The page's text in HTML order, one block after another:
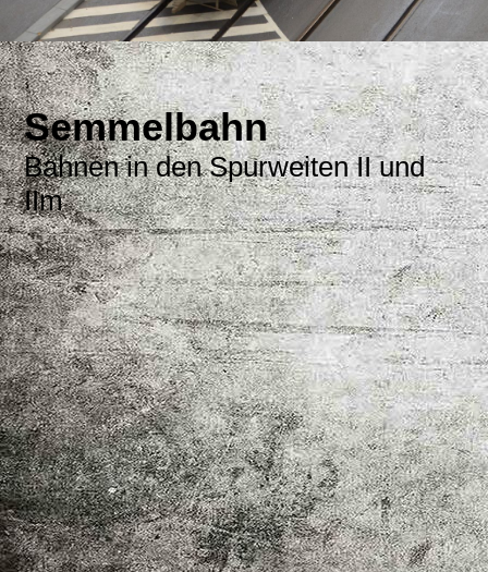
Semmelbahn
Bahnen in den Spurweiten II und
IIm